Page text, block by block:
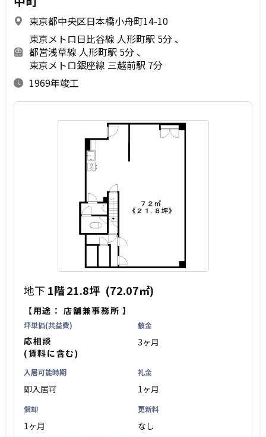
東京都中央区日本橋小舟町14-10
東京メトロ日比谷線 人形町駅 5分
都営浅草線 人形町駅 5分
東京メトロ銀座線 三越前駅 7分
1969年竣工
地下 1階21.8坪 (72.07㎡)
【用途：店舗兼事務所 】
坪単価(共益費)
応相談
(賃料に含む)
敷金
3ヶ月
入居可能時期
即入居可
礼金
1ヶ月
償却
1ヶ月
更新料
なし